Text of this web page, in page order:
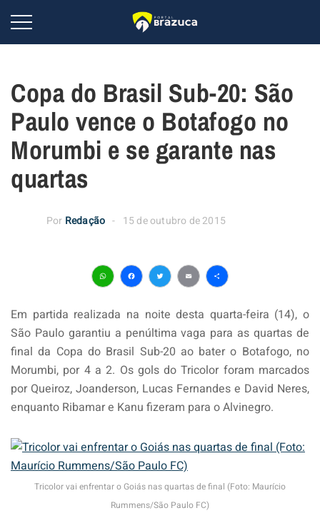
Copa do Brasil Sub-20: São
Paulo vence o Botafogo no
Morumbi e se garante nas
quartas
Por Redação 15 de outubro de 2015
WhatsApp
Facebook
Twitter
EmailShare
Em partida realizada na noite desta quarta-feira (14), o
São Paulo garantiu a penúltima vaga para as quartas de
final da Copa do Brasil Sub-20 ao bater o Botafogo, no
Morumbi, por 4 a 2. Os gols do Tricolor foram marcados
por Queiroz, Joanderson, Lucas Fernandes e David Neres,
enquanto Ribamar e Kanu fizeram para o Alvinegro.
Tricolor vai enfrentar o Goiás nas quartas de final (Foto: Maurício
Rummens/São Paulo FC)